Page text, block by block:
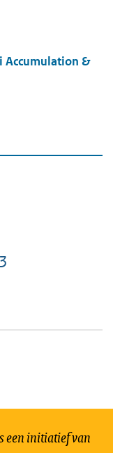
Accumulation &
een initiatief van